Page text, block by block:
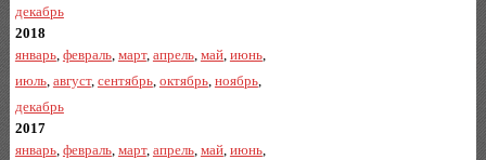
декабрь
2018
январь, февраль, март, апрель, май, июнь,
июль, август, сентябрь, октябрь, ноябрь,
декабрь
2017
январь, февраль, март, апрель, май, июнь,